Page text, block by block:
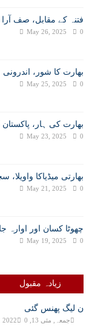
فتنہ کے مقابل، صف
May 26, 2025 0
بھارت کا شور،
May 25, 2025 0
بھارت کی ہار، پاکستان
May 23, 2025 0
بھارتی میڈیاکا
May 21, 2025 0
چھوٹا کسان اور اوارہ
May 19, 2025 0
زیادہ مقبول
ن لیگ پھنس گئی
جمعہ, مئی 13, 2022 0